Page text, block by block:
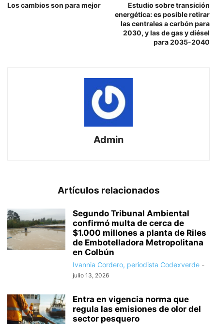
Los cambios son para mejor
Estudio sobre transición
energética: es posible retirar
las centrales a carbón para
2030, y las de gas y diésel
para 2035-2040
Admin
Artículos relacionados
Segundo Tribunal Ambiental
confirmó multa de cerca de
$1.000 millones a planta de Riles
de Embotelladora Metropolitana
en Colbún
Ivannia Cordero, periodista Codexverde -
julio 13, 2026
Entra en vigencia norma que
regula las emisiones de olor del
sector pesquero